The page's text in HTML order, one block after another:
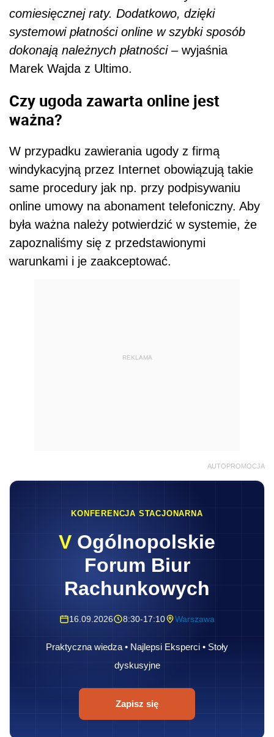
comiesięcznej raty. Dodatkowo, dzięki
systemowi płatności online w szybki sposób
dokonają należnych płatności– wyjaśnia
Marek Wajda z Ultimo.
Czy ugoda zawarta online jest
ważna?
W przypadku zawierania ugody z firmą
windykacyjną przez Internet obowiązują takie
same procedury jak np. przy podpisywaniu
online umowy na abonament telefoniczny. Aby
była ważna należy potwierdzić w systemie, że
zapoznaliśmy się z przedstawionymi
warunkami i je zaakceptować.
REKLAMA
AUTOPROMOCJA
KONFERENCJA STACJONARNA
V Ogólnopolskie
Forum Biur
Rachunkowych
16.09.2026 8:30-17:10 Warszawa
Praktyczna wiedza • Najlepsi Eksperci • Stoły
dyskusyjne
Zapisz się